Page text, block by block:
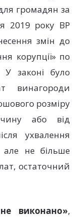
громадян за
2019 року ВР
змін до
корупції» по
законі було
винагороди
розміру
або від
ухвалення
але не більше
остаточний
виконано»,